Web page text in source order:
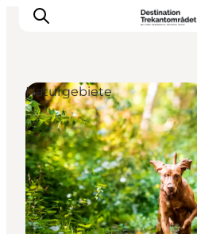
LEGOLAND®
Städte
Erlebnisse
Unterkünfte
Reiseplanung
Naturgebiete